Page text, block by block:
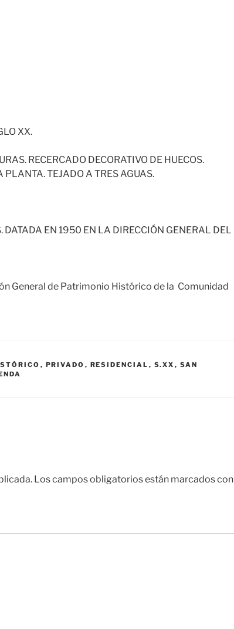
XX.
RECERCADO DECORATIVO DE HUECOS.
PLANTA. TEJADO A TRES AGUAS.
DATADA EN 1950 EN LA DIRECCIÓN GENERAL DEL
General de Patrimonio Histórico de la Comunidad
, PRIVADO , RESIDENCIAL , S.XX , SAN
Los campos obligatorios están marcados con